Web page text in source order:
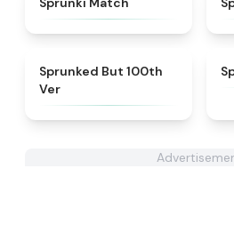
★
Sprunked But 100th
Ver